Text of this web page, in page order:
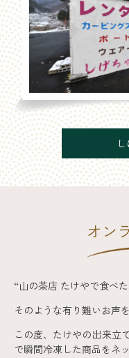
オン
“山の茶店 たけやで食べ
そのような有り難いお声
この度、たけやの出来立
で瞬間冷凍した商品をネ